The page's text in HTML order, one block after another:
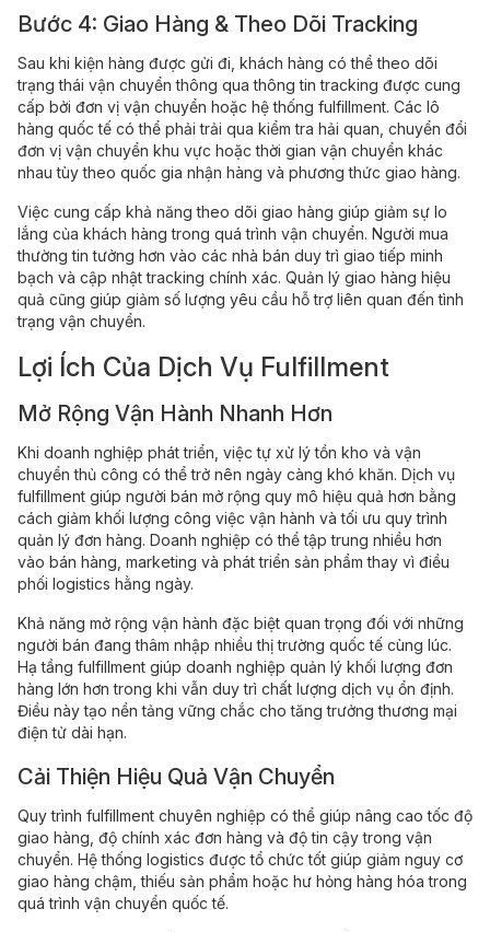
Bước 4: Giao Hàng & Theo Dõi Tracking
Sau khi kiện hàng được gửi đi, khách hàng có thể theo dõi
trạng thái vận chuyển thông qua thông tin tracking được cung
cấp bởi đơn vị vận chuyển hoặc hệ thống fulfillment. Các lô
hàng quốc tế có thể phải trải qua kiểm tra hải quan, chuyển đổi
đơn vị vận chuyển khu vực hoặc thời gian vận chuyển khác
nhau tùy theo quốc gia nhận hàng và phương thức giao hàng.
Việc cung cấp khả năng theo dõi giao hàng giúp giảm sự lo
lắng của khách hàng trong quá trình vận chuyển. Người mua
thường tin tưởng hơn vào các nhà bán duy trì giao tiếp minh
bạch và cập nhật tracking chính xác. Quản lý giao hàng hiệu
quả cũng giúp giảm số lượng yêu cầu hỗ trợ liên quan đến tình
trạng vận chuyển.
Lợi Ích Của Dịch Vụ Fulfillment
Mở Rộng Vận Hành Nhanh Hơn
Khi doanh nghiệp phát triển, việc tự xử lý tồn kho và vận
chuyển thủ công có thể trở nên ngày càng khó khăn. Dịch vụ
fulfillment giúp người bán mở rộng quy mô hiệu quả hơn bằng
cách giảm khối lượng công việc vận hành và tối ưu quy trình
quản lý đơn hàng. Doanh nghiệp có thể tập trung nhiều hơn
vào bán hàng, marketing và phát triển sản phẩm thay vì điều
phối logistics hằng ngày.
Khả năng mở rộng vận hành đặc biệt quan trọng đối với những
người bán đang thâm nhập nhiều thị trường quốc tế cùng lúc.
Hạ tầng fulfillment giúp doanh nghiệp quản lý khối lượng đơn
hàng lớn hơn trong khi vẫn duy trì chất lượng dịch vụ ổn định.
Điều này tạo nền tảng vững chắc cho tăng trưởng thương mại
điện tử dài hạn.
Cải Thiện Hiệu Quả Vận Chuyển
Quy trình fulfillment chuyên nghiệp có thể giúp nâng cao tốc độ
giao hàng, độ chính xác đơn hàng và độ tin cậy trong vận
chuyển. Hệ thống logistics được tổ chức tốt giúp giảm nguy cơ
giao hàng chậm, thiếu sản phẩm hoặc hư hỏng hàng hóa trong
quá trình vận chuyển quốc tế.